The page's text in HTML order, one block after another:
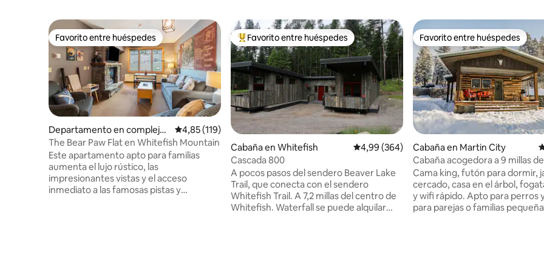
Favorito entre huéspedes
Favorito entre huéspedes
Departamento en complejo
residencial en Whitefish
Calificación promedio: 4,85 de 5. 119 evaluaciones
4,85 (119)
The Bear Paw Flat en Whitefish Mountain
Este apartamento apto para familias
aumenta el lujo rústico, las
impresionantes vistas y el acceso
inmediato a las famosas pistas y
Favorito entre los huéspedes más destacados
Favorito entre huéspedes
Cabaña en Whitefish Calificación promedio: 4,99 de 5. 364
4,99 (364)
Cascada 800
A pocos pasos del sendero Beaver Lake
Trail, que conecta con el sendero
Whitefish Trail. A 7,2 millas del centro de
Whitefish. Waterfall se puede alquilar
Favorito entre huéspedes
Favorito entre huéspedes
Cabaña en Martin City
Cabaña acogedora a 9 millas
Glaciar con jacuzzi.
Cama king, futón para dormir,
cercado, casa en el árbol,
y wifi rápido. Apto para perros
para parejas o familias